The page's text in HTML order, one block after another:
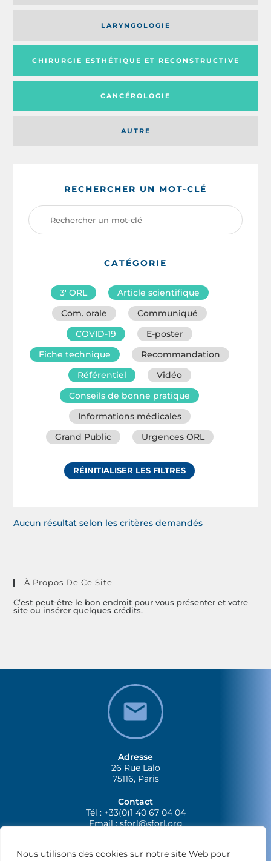
Nous utilisons des cookies sur notre site Web pour
AUTRE
LARYNGOLOGIE
CHIRURGIE ESTHÉTIQUE ET RECONSTRUCTIVE
CANCÉROLOGIE
RECHERCHER UN MOT-CLÉ
CATÉGORIE
3′ ORL
Article scientifique
Com. orale
Communiqué
COVID-19
E-poster
Fiche technique
Recommandation
Référentiel
Vidéo
Conseils de bonne pratique
Informations médicales
Grand Public
Urgences ORL
RÉINITIALISER LES FILTRES
Aucun résultat selon les critères demandés
À Propos De Ce Site
C’est peut-être le bon endroit pour vous présenter et votre
site ou insérer quelques crédits.
Adresse
26 Rue Lalo
75116, Paris
Contact
Tél : +33(0)1 40 67 04 04
Email :sforl@sforl.org